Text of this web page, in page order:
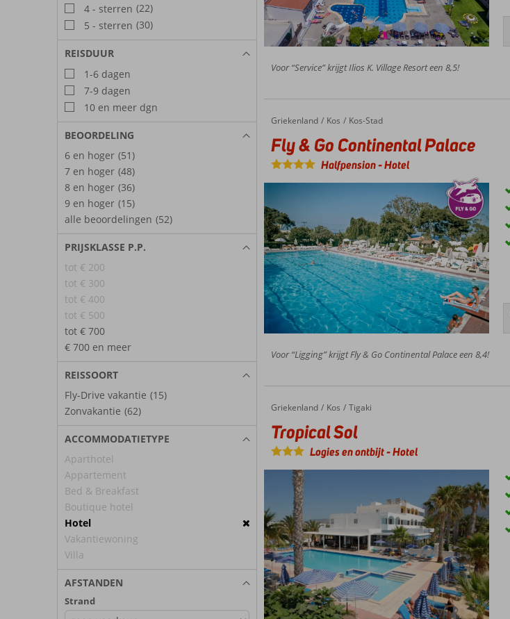
4 - sterren (22)
5 - sterren (30)
REISDUUR
1-6 dagen
7-9 dagen
10 en meer dgn
BEOORDELING
6 en hoger (51)
7 en hoger (48)
8 en hoger (36)
9 en hoger (15)
alle beoordelingen (52)
PRIJSKLASSE P.P.
tot € 200
tot € 300
tot € 400
tot € 500
tot € 700
€ 700 en meer
REISSOORT
Fly-Drive vakantie (15)
Zonvakantie (62)
ACCOMMODATIETYPE
Aparthotel
Appartement
Bed & Breakfast
Boutique hotel
Hotel
Vakantiewoning
Villa
AFSTANDEN
Strand
Voor “Service” krijgt Ilios K. Village Resort een 8,5!
Home
Griekenland Kos Kos-Stad
Fly & Go Continental Palace
Fly & Go Continental Palace
Halfpension-Hotel
Voor “Ligging” krijgt Fly & Go Continental Palace een 8,4!
Home
Griekenland Kos Tigaki
Tropical Sol
Tropical Sol
Logies en ontbijt-Hotel